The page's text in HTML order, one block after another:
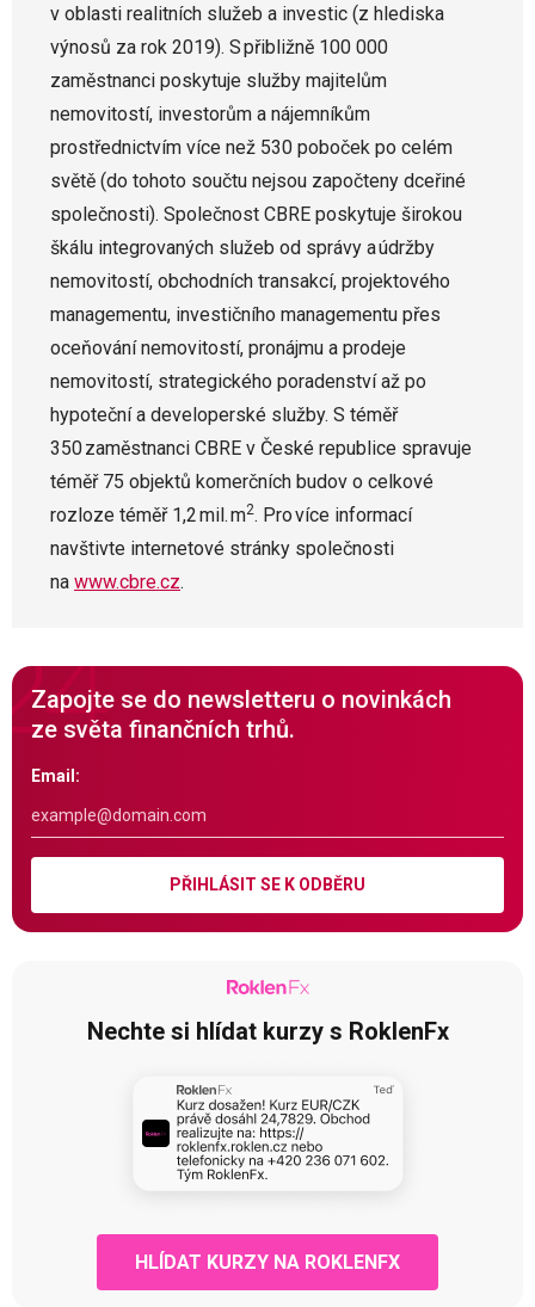
v oblasti realitních služeb a investic (z hlediska
výnosů za rok 2019). S přibližně 100 000
zaměstnanci poskytuje služby majitelům
nemovitostí, investorům a nájemníkům
prostřednictvím více než 530 poboček po celém
světě (do tohoto součtu nejsou započteny dceřiné
společnosti). Společnost CBRE poskytuje širokou
škálu integrovaných služeb od správy a údržby
nemovitostí, obchodních transakcí, projektového
managementu, investičního managementu přes
oceňování nemovitostí, pronájmu a prodeje
nemovitostí, strategického poradenství až po
hypoteční a developerské služby. S téměř
350 zaměstnanci CBRE v České republice spravuje
téměř 75 objektů komerčních budov o celkové
rozloze téměř 1,2 mil. m2. Pro více informací
navštivte internetové stránky společnosti
na www.cbre.cz.
Zapojte se do newsletteru o novinkách
ze světa finančních trhů.
Email:
PŘIHLÁSIT SE K ODBĚRU
Nechte si hlídat kurzy s RoklenFx
HLÍDAT KURZY NA ROKLENFX